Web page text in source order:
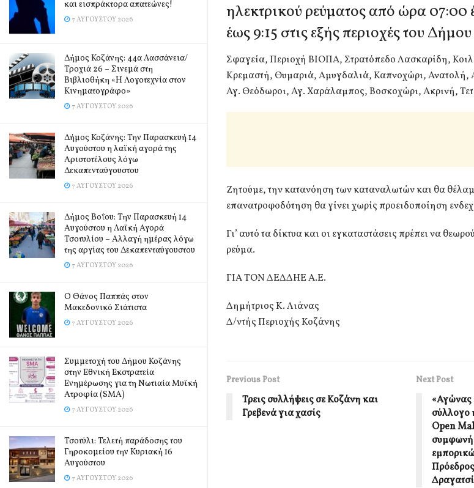
και εισπράκτορα απατεώνες!
7 ΑΥΓΟΎΣΤΟΥ 2026
Δήμος Κοζάνης: 44α Λασσάνεια/
Τροχιά 26 – Σινεμά στη
Βιβλιοθήκη «Η Λογοτεχνία στον
Κινηματογράφο»
7 ΑΥΓΟΎΣΤΟΥ 2026
Δήμος Κοζάνης: Την Παρασκευή 14
Αυγούστου η λαϊκή αγορά της
Αριστοτέλους λόγω
Δεκαπενταύγουστου
7 ΑΥΓΟΎΣΤΟΥ 2026
Δήμος Βοΐου: Την Παρασκευή 14
Αυγούστου η Λαϊκή Αγορά
Τσοτυλίου – Αλλαγή ημέρας λόγω
της αργίας του Δεκαπενταύγουστου
7 ΑΥΓΟΎΣΤΟΥ 2026
Ο Θάνος Παππάς στον
Μακεδονικό Σιάτιστα
7 ΑΥΓΟΎΣΤΟΥ 2026
Συμμετοχή του Δήμου Κοζάνης
στην Εθνική Εκστρατεία
Ενημέρωσης για τη Νωτιαία Μυϊκή
Ατροφία (SMA)
7 ΑΥΓΟΎΣΤΟΥ 2026
Τσοτύλι: Τελετή παράδοσης του
Γηροκομείου την Κυριακή 16
Αυγούστου
7 ΑΥΓΟΎΣΤΟΥ 2026
ηλεκτρικού ρεύματος από ώρα 07:00
έως 9:15 στις εξής περιοχές του
Σφαγεία, Περιοχή ΒΙΟΠΑ, Στρατόπεδο Λασκαρίδη,
Κρεμαστή, Θυμαριά, Αμυγδαλιά, Καπνοχώρι, Ανατολή,
Αγ. Θεόδωροι, Αγ. Χαράλαμπος, Βοσκοχώρι, Ακρινή,
Ζητούμε, την κατανόηση των καταναλωτών και θα
επανατροφοδότηση θα γίνει χωρίς προειδοποίηση
Γι’ αυτό τα δίκτυα και οι εγκαταστάσεις πρέπει να
ρεύμα.
ΓΙΑ ΤΟΝ ΔΕΔΔΗΕ Α.Ε.
Δημήτριος Κ. Λιάνας
Δ/ντής Περιοχής Κοζάνης
Previous Post
Τρεις συλλήψεις σε Κοζάνη και
Γρεβενά για χασίς
Next Post
«Αγώνας
σύλλογο
Open